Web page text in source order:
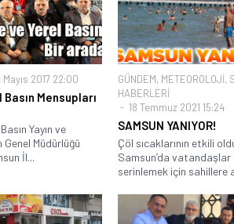
Mayıs 2017 22:00
Mensupları
Yayın ve
Müdürlüğü
İl...
GÜNDEM, METEOROLOJİ,
HABERLERİ
18 Temmuz 2021 15:24
SAMSUN YANIYOR!
Çöl sıcaklarının etkili
Samsun’da vatandaşlar
serinlemek için sahillere